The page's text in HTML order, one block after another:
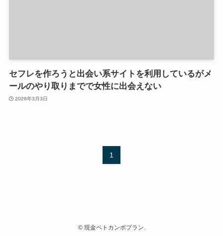
セフレを作ろうと出会い系サイトを利用しているがメ
ールのやり取りまでで女性に出会えない
2026年3月3日
1
©現金ベトカンボプラン.